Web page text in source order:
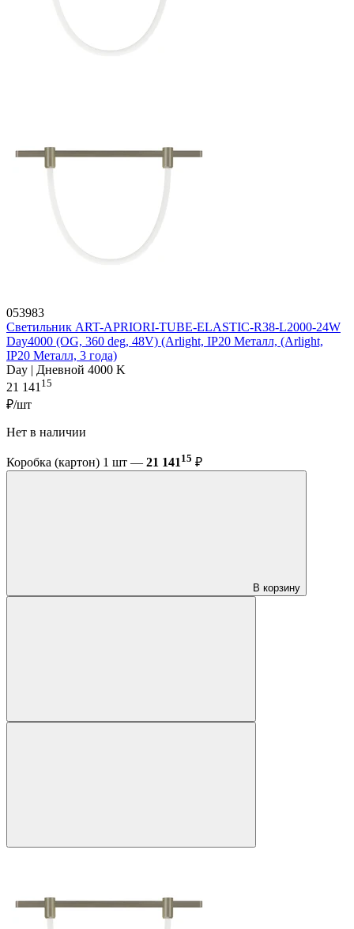
053983
Светильник ART-APRIORI-TUBE-ELASTIC-R38-L2000-24W
Day4000 (OG, 360 deg, 48V) (Arlight, IP20 Металл, (Arlight,
IP20 Металл, 3 года)
Day | Дневной 4000 K
21 14115
₽/шт
Нет в наличии
Коробка (картон) 1 шт — 21 141 15 ₽
В корзину